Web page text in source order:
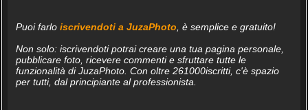
Puoi farlo iscrivendoti a JuzaPhoto , è semplice e gratuito!
Non solo: iscrivendoti potrai creare una tua pagina personale,
pubblicare foto, ricevere commenti e sfruttare tutte le
funzionalità di JuzaPhoto. Con oltre 261000iscritti, c'è spazio
per tutti, dal principiante al professionista.